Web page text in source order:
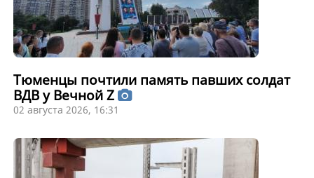
Тюменцы почтили память павших солдат
ВДВ у Вечной Z
02 августа 2026, 16:31